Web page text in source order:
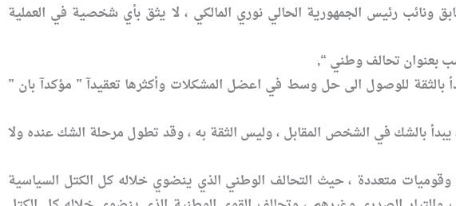
ونائب رئيس الجمهورية الحالي نوري المالكي ، لا يثق بأي شخصية في العملية
بعنوان تحالف وطني “,
بالثقة للوصول الى حل وسط في اعضل المشكلات وأكثرها تعقيدآ ” مؤكدآ بان ”
يبدأ بالشك في الشخص المقابل ، وليس الثقة به ، وقد تطول مرحلة الشك عنده ولا
متعددة ، حيث التحالف الوطني الذي ينضوي خلاله كل الكتل السياسية